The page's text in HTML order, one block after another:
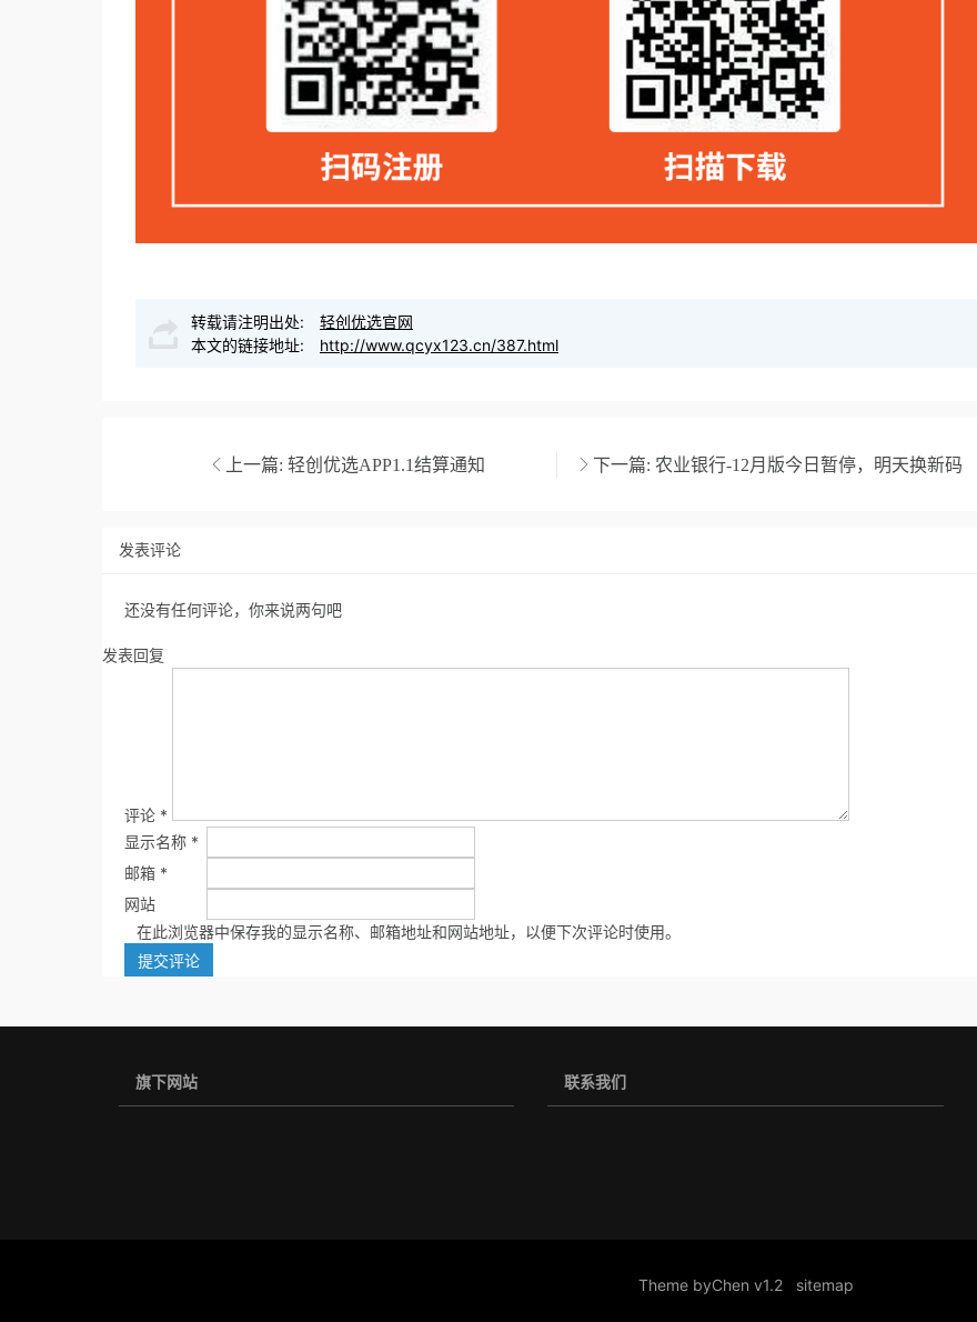
转载请注明出处:
轻创优选官网
本文的链接地址:
http://www.qcyx123.cn/387.html
上一篇: 轻创优选APP1.1结算通知 下一篇: 农业银行-12月版今日暂停，明天换新码
发表评论
还没有任何评论，你来说两句吧
发表回复
评论 *
显示名称 *
邮箱 *
网站
在此浏览器中保存我的显示名称、邮箱地址和网站地址，以便下次评论时使用。
旗下网站 联系我们
Theme byChen v1.2 sitemap